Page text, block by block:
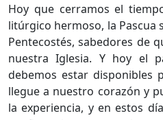
Hoy que cerramos el
litúrgico hermoso, la Pascua
Pentecostés, sabedores de
nuestra Iglesia. Y hoy el
debemos estar disponibles
llegue a nuestro corazón y
la experiencia, y en estos